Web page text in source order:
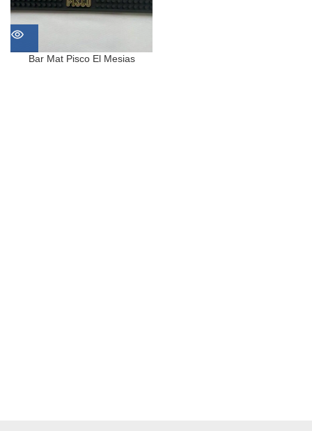
Bar Mat Pisco El Mesias